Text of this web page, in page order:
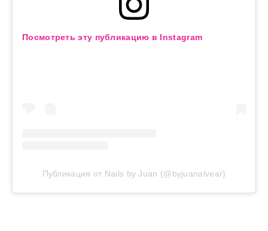
Посмотреть эту публикацию в Instagram
Публикация от Nails by Juan (@byjuanalvear)